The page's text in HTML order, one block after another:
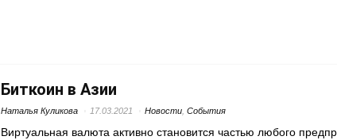
Биткоин в Азии
Наталья Куликова 17.03.2021 Новости События
Виртуальная валюта активно становится частью любого